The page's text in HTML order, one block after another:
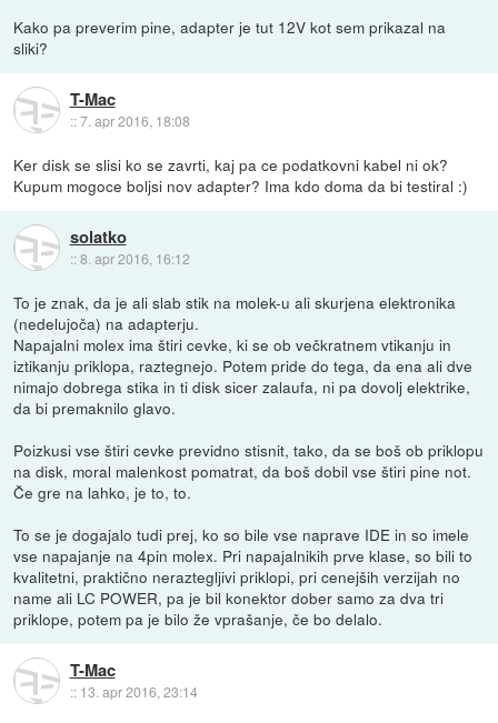
Kako pa preverim pine, adapter je tut 12V kot sem prikazal na
sliki?
T-Mac
::7. apr 2016, 18:08
Ker disk se slisi ko se zavrti, kaj pa ce podatkovni kabel ni ok?
Kupum mogoce boljsi nov adapter? Ima kdo doma da bi testiral :)
solatko
::8. apr 2016, 16:12
To je znak, da je ali slab stik na molek-u ali skurjena elektronika
(nedelujoča) na adapterju.
Napajalni molex ima štiri cevke, ki se ob večkratnem vtikanju in
iztikanju priklopa, raztegnejo. Potem pride do tega, da ena ali dve
nimajo dobrega stika in ti disk sicer zalaufa, ni pa dovolj elektrike,
da bi premaknilo glavo.
Poizkusi vse štiri cevke previdno stisnit, tako, da se boš ob priklopu
na disk, moral malenkost pomatrat, da boš dobil vse štiri pine not.
Če gre na lahko, je to, to.
To se je dogajalo tudi prej, ko so bile vse naprave IDE in so imele
vse napajanje na 4pin molex. Pri napajalnikih prve klase, so bili to
kvalitetni, praktično neraztegljivi priklopi, pri cenejših verzijah no
name ali LC POWER, pa je bil konektor dober samo za dva tri
priklope, potem pa je bilo že vprašanje, če bo delalo.
T-Mac
:: 13. apr 2016, 23:14